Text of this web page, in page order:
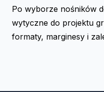
Po wyborze nośników
wytyczne do projektu
formaty, marginesy i